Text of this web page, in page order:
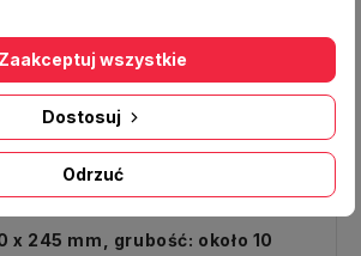
środkowa do kuchni
kuchni Grudziądz wykonana
które charakteryzuje się dużą
, dzięki czemu będzie służyć
x 245 mm, grubość: około 10
Odrzuć
Dostosuj
Zaakceptuj wszystkie